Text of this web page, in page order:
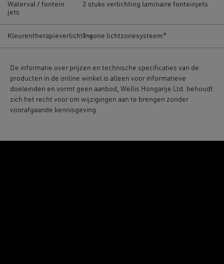
Waterval / fontein
jets
2 stuks verlichting laminaire fonteinjets
Kleurentherapieverlichting1-zone lichtzonesysteem*
De informatie over prijzen en technische specificaties van de
producten in de online winkel is alleen voor informatieve
doeleinden en vormt geen aanbod, Wellis Hongarije Ltd. behoudt
zich het recht voor om wijzigingen aan te brengen zonder
voorafgaande kennisgeving.